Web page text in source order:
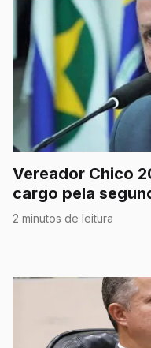
Vereador Chico
cargo pela
por corrupção
2 minutos de leitura